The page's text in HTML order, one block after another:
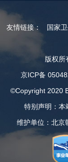
友情链接： 国家
版权所
京ICP备
©Copyright 2020
特别声明：本
维护单位：北